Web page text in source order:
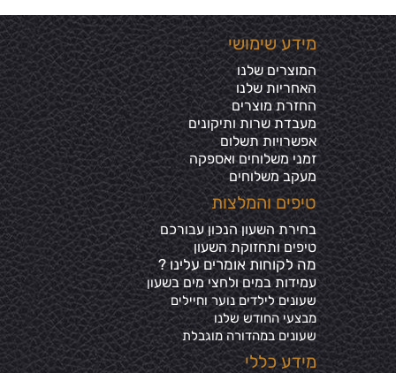
מידע שימושי
המוצרים שלנו
האחריות שלנו
החזרת מוצרים
מעבדת שרות ותיקונים
אפשרויות תשלום
זמני משלוחים ואספקה
מעקב משלוחים
טיפים והמלצות
בחירת השעון הנכון עבורכם
טיפים ותחזוקת השעון
מה לקוחות אומרים עלינו ?
עמידות במים ולחצי מים בשעון
שעונים לילדים נוער וחיילים
מבצעי החודש שלנו
שעונים במהדורה מוגבלת
מידע כללי